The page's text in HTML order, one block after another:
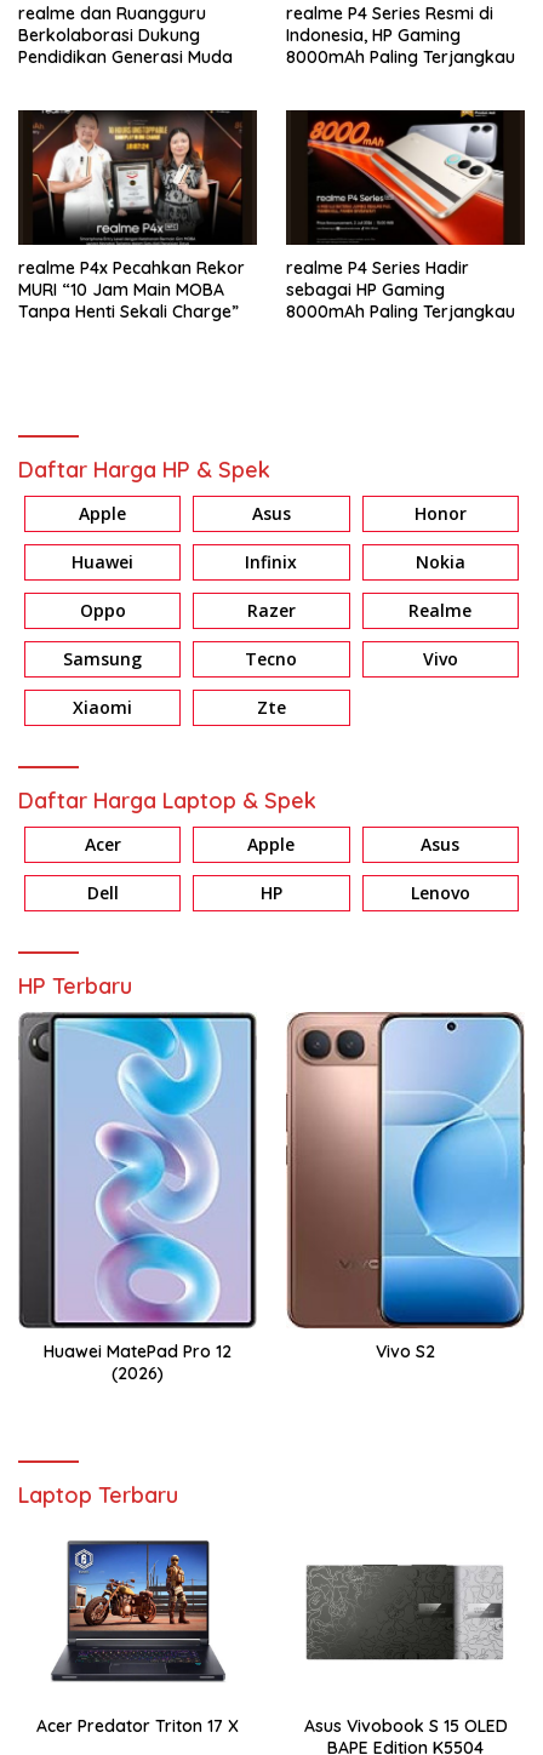
realme dan Ruangguru
Berkolaborasi Dukung
Pendidikan Generasi Muda
realme P4 Series Resmi di
Indonesia, HP Gaming
8000mAh Paling Terjangkau
realme P4x Pecahkan Rekor
MURI “10 Jam Main MOBA
Tanpa Henti Sekali Charge”
realme P4 Series Hadir
sebagai HP Gaming
8000mAh Paling Terjangkau
Daftar Harga HP & Spek
Apple Asus Honor
Huawei Infinix Nokia
Oppo Razer Realme
Samsung Tecno Vivo
Xiaomi Zte
Daftar Harga Laptop & Spek
Acer Apple Asus
Dell HP Lenovo
HP Terbaru
Huawei MatePad Pro 12
(2026)
Vivo S2
Laptop Terbaru
Acer Predator Triton 17 X
Asus Vivobook S 15 OLED
BAPE Edition K5504